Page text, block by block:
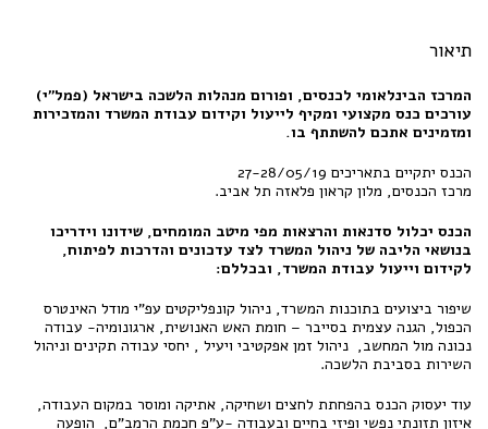
תיאור
המרכז הבינלאומי לכנסים, ופורום מנהלות הלשכה בישראל (פמל"י)
עורכים כנס מקצועי ומקיף לייעול וקידום עבודת המשרד והמזכירות
ומזמינים אתכם להשתתף בו.
הכנס יתקיים בתאריכים 27-28/05/19
מרכז הכנסים, מלון קראון פלאזה תל אביב.
הכנס יכלול סדנאות והרצאות מפי מיטב המומחים, שידונו וידריכו
בנושאי הליבה של ניהול המשרד לצד עדכונים והדרכות לפיתוח,
לקידום וייעול עבודת המשרד, ובכללם:
שיפור ביצועים בתוכנות המשרד, ניהול קונפליקטים עפ"י מודל האינטרס
הכפול, הגנה עצמית בסייבר – חומת האש האנושית, ארגונומיה- עבודה
נכונה מול המחשב, ניהול זמן אפקטיבי ויעיל , יחסי עבודה תקינים וניהול
השירות בסביבת הלשכה.
עוד יעסוק הכנס בהפחתת לחצים ושחיקה, אתיקה ומוסר במקום העבודה,
איזון תזונתי נפשי ופיזי בחיים ובעבודה -ע"פ חכמת הרמב"ם, הופעה